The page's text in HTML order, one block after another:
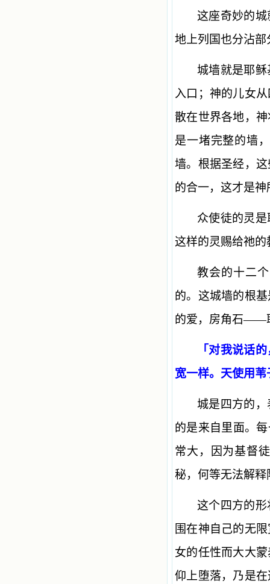
这座奇妙的
地上列国也分沾部
城墙就是耶
入口；神的儿女
散在世界各地，
是一堵完整的墙
墙。根据圣经，
的合一，这才是
众使徒的灵
这样的灵赐给祂的
教会的十二
的。这城墙的根
的爱，房角石――
「对我说话
宽一样。天使用
城是四方的
的是来自里面。
常大，因为基督
秘，何等无法解释
这个四方的
围在神自己的无
女的任性而大大
仰上堕落，乃是